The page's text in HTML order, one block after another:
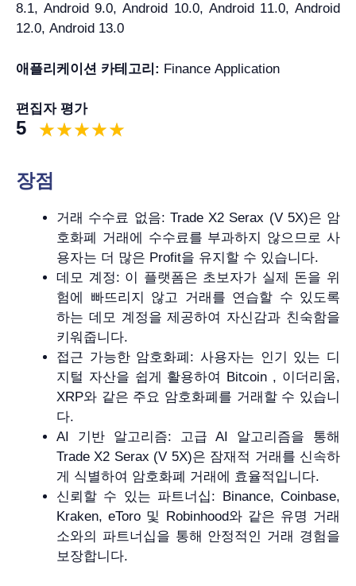
8.1, Android 9.0, Android 10.0, Android 11.0, Android
12.0, Android 13.0
애플리케이션 카테고리: Finance Application
편집자 평가
5
장점
거래 수수료 없음: Trade X2 Serax (V 5X)은 암
호화폐 거래에 수수료를 부과하지 않으므로 사
용자는 더 많은 Profit을 유지할 수 있습니다.
데모 계정: 이 플랫폼은 초보자가 실제 돈을 위
험에 빠뜨리지 않고 거래를 연습할 수 있도록
하는 데모 계정을 제공하여 자신감과 친숙함을
키워줍니다.
접근 가능한 암호화폐: 사용자는 인기 있는 디
지털 자산을 쉽게 활용하여 Bitcoin , 이더리움,
XRP와 같은 주요 암호화폐를 거래할 수 있습니
다.
AI 기반 알고리즘: 고급 AI 알고리즘을 통해
Trade X2 Serax (V 5X)은 잠재적 거래를 신속하
게 식별하여 암호화폐 거래에 효율적입니다.
신뢰할 수 있는 파트너십: Binance, Coinbase,
Kraken, eToro 및 Robinhood와 같은 유명 거래
소와의 파트너십을 통해 안정적인 거래 경험을
보장합니다.